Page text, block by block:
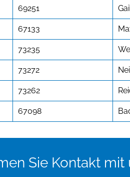
69251
67133
73235
73272
73262
67098
Sie Kontakt mit